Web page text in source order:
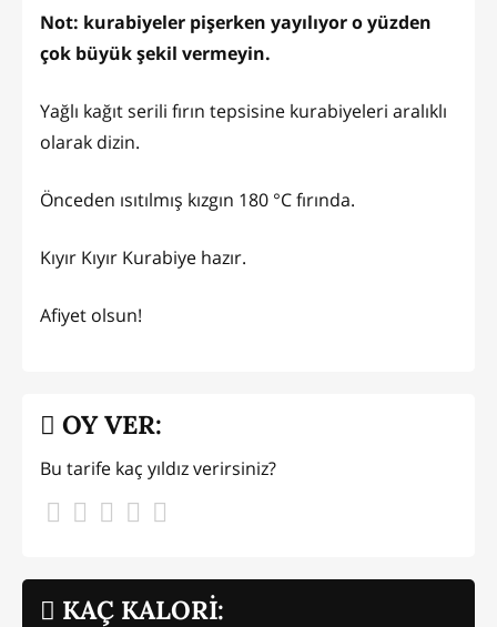
Not: kurabiyeler pişerken yayılıyor o yüzden
çok büyük şekil vermeyin.
Yağlı kağıt serili fırın tepsisine kurabiyeleri aralıklı
olarak dizin.
Önceden ısıtılmış kızgın 180 °C fırında.
Kıyır Kıyır Kurabiye hazır.
Afiyet olsun!
KAÇ KALORİ:
OY VER:
Bu tarife kaç yıldız verirsiniz?